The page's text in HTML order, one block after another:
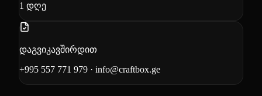
1 დღე
დაგვიკავშირდით
+995 557 771 979 · info@craftbox.ge